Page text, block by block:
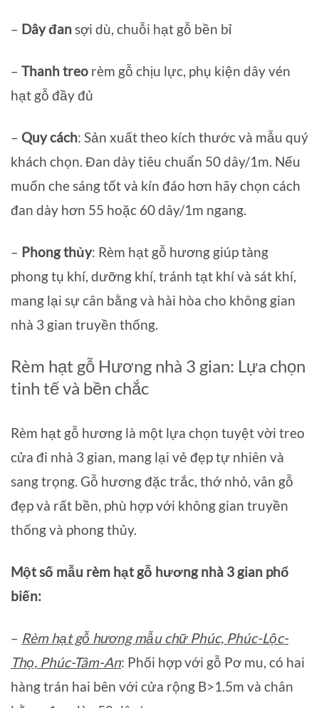
– Dây đansợi dù, chuỗi hạt gỗ bền bỉ
– Thanh treo rèm gỗ chịu lực, phụ kiện dây vén
hạt gỗ đầy đủ
– Quy cách: Sản xuất theo kích thước và mẫu quý
khách chọn. Đan dày tiêu chuẩn 50 dây/1m. Nếu
muốn che sáng tốt và kín đáo hơn hãy chọn cách
đan dày hơn 55 hoặc 60 dây/1m ngang.
– Phong thủy: Rèm hạt gỗ hương giúp tàng
phong tụ khí, dưỡng khí, tránh tạt khí và sát khí,
mang lại sự cân bằng và hài hòa cho không gian
nhà 3 gian truyền thống.
Rèm hạt gỗ Hương nhà 3 gian: Lựa chọn
tinh tế và bền chắc
Rèm hạt gỗ hương là một lựa chọn tuyệt vời treo
cửa đi nhà 3 gian, mang lại vẻ đẹp tự nhiên và
sang trọng. Gỗ hương đặc trắc, thớ nhỏ, vân gỗ
đẹp và rất bền, phù hợp với không gian truyền
thống và phong thủy.
Một số mẫu rèm hạt gỗ hương nhà 3 gian phổ
biến:
– Rèm hạt gỗ hương mẫu chữ Phúc, Phúc-Lộc-
Thọ, Phúc-Tâm-An: Phối hợp với gỗ Pơ mu, có hai
hàng trán hai bên với cửa rộng B>1.5m và chân